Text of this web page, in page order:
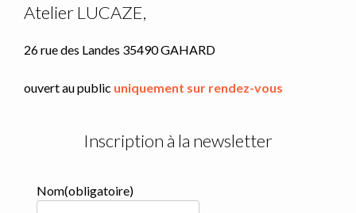
Atelier LUCAZE,
26 rue des Landes 35490 GAHARD
ouvert au public uniquement sur rendez-vous
Inscription à la newsletter
Nom(obligatoire)